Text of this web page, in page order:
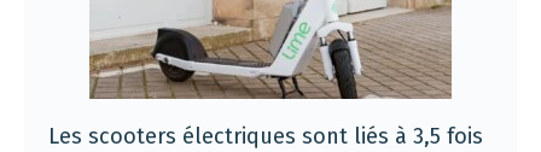
Les scooters électriques sont liés à 3,5 fois